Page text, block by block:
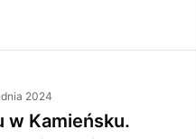
2024
w Kamieńsku.